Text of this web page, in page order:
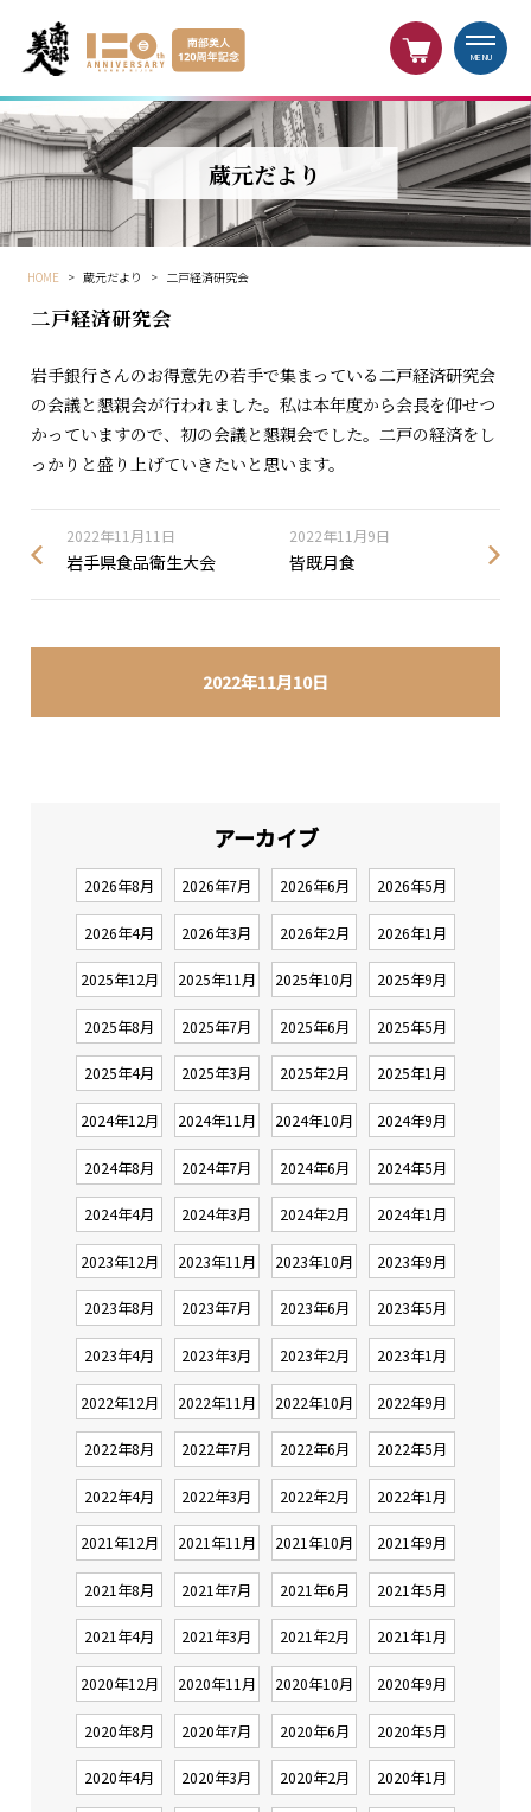
MENU
蔵元だより
HOME > 蔵元だより > 二戸経済研究会
2022年11月10日
二戸経済研究会
岩手銀行さんのお得意先の若手で集まっている二戸経済研究会
の会議と懇親会が行われました。私は本年度から会長を仰せつ
かっていますので、初の会議と懇親会でした。二戸の経済をし
っかりと盛り上げていきたいと思います。
2022年11月11日
岩手県食品衛生大会
2022年11月9日
皆既月食
アーカイブ
2026年8月 2026年7月 2026年6月 2026年5月
2026年4月 2026年3月 2026年2月 2026年1月
2025年12月 2025年11月 2025年10月 2025年9月
2025年8月 2025年7月 2025年6月 2025年5月
2025年4月 2025年3月 2025年2月 2025年1月
2024年12月 2024年11月 2024年10月 2024年9月
2024年8月 2024年7月 2024年6月 2024年5月
2024年4月 2024年3月 2024年2月 2024年1月
2023年12月 2023年11月 2023年10月 2023年9月
2023年8月 2023年7月 2023年6月 2023年5月
2023年4月 2023年3月 2023年2月 2023年1月
2022年12月 2022年11月 2022年10月 2022年9月
2022年8月 2022年7月 2022年6月 2022年5月
2022年4月 2022年3月 2022年2月 2022年1月
2021年12月 2021年11月 2021年10月 2021年9月
2021年8月 2021年7月 2021年6月 2021年5月
2021年4月 2021年3月 2021年2月 2021年1月
2020年12月 2020年11月 2020年10月 2020年9月
2020年8月 2020年7月 2020年6月 2020年5月
2020年4月 2020年3月 2020年2月 2020年1月